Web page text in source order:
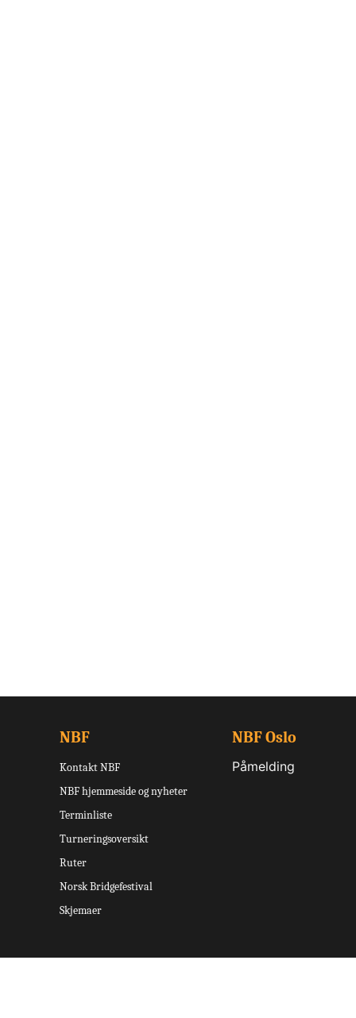
NBF
Kontakt NBF
NBF hjemmeside og nyheter
Terminliste
Turneringsoversikt
Ruter
Norsk Bridgefestival
Skjemaer
NBF Oslo
Påmelding